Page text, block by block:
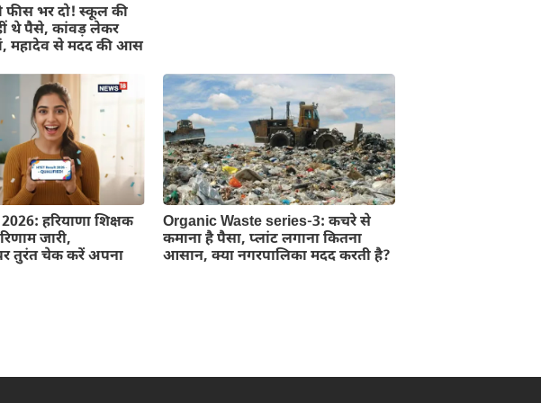
फीस भर दो! स्कूल की
थे पैसे, कांवड़ लेकर
महादेव से मदद की आस
हरियाणा शिक्षक
जारी,
तुरंत चेक करें अपना
Organic Waste series-3: कचरे से
कमाना है पैसा, प्लांट लगाना कितना
आसान, क्या नगरपालिका मदद करती है?